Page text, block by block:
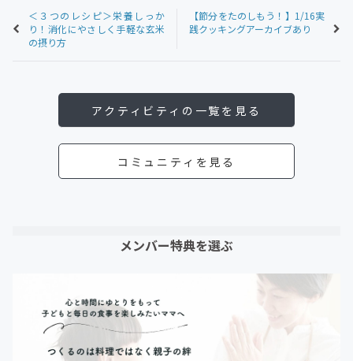
＜３つのレシピ＞栄養しっか
り！消化にやさしく手軽な玄米
の摂り方
【節分をたのしもう！】1/16実
践クッキングアーカイブあり
アクティビティの一覧を見る
コミュニティを見る
メンバー特典を選ぶ